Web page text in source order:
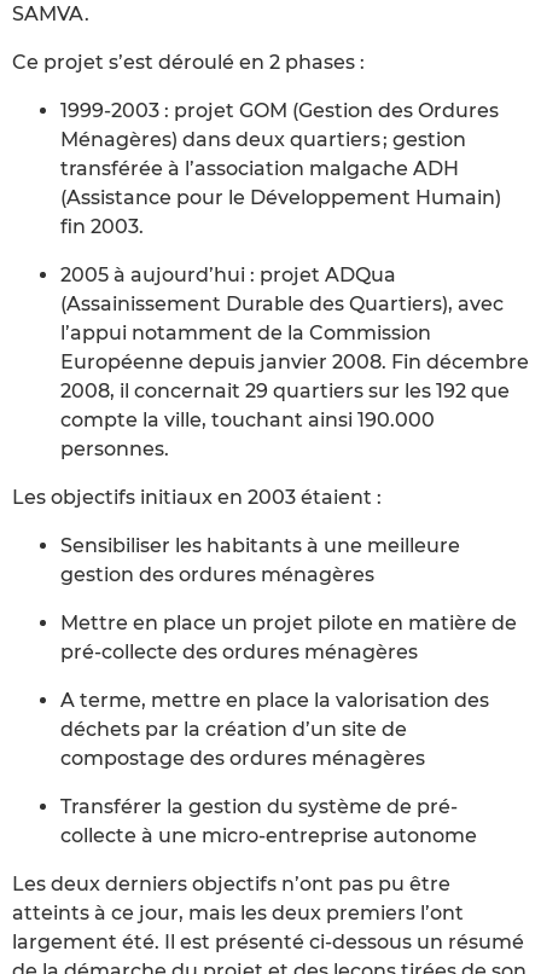
SAMVA.
Ce projet s’est déroulé en 2 phases :
1999-2003 : projet GOM (Gestion des Ordures
Ménagères) dans deux quartiers ; gestion
transférée à l’association malgache ADH
(Assistance pour le Développement Humain)
fin 2003.
2005 à aujourd’hui : projet ADQua
(Assainissement Durable des Quartiers), avec
l’appui notamment de la Commission
Européenne depuis janvier 2008. Fin décembre
2008, il concernait 29 quartiers sur les 192 que
compte la ville, touchant ainsi 190.000
personnes.
Les objectifs initiaux en 2003 étaient :
Sensibiliser les habitants à une meilleure
gestion des ordures ménagères
Mettre en place un projet pilote en matière de
pré-collecte des ordures ménagères
A terme, mettre en place la valorisation des
déchets par la création d’un site de
compostage des ordures ménagères
Transférer la gestion du système de pré-
collecte à une micro-entreprise autonome
Les deux derniers objectifs n’ont pas pu être
atteints à ce jour, mais les deux premiers l’ont
largement été. Il est présenté ci-dessous un résumé